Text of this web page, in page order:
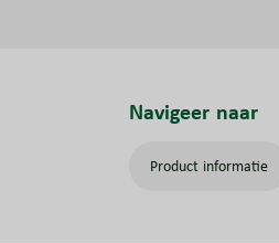
Navigeer naar
Product informatie